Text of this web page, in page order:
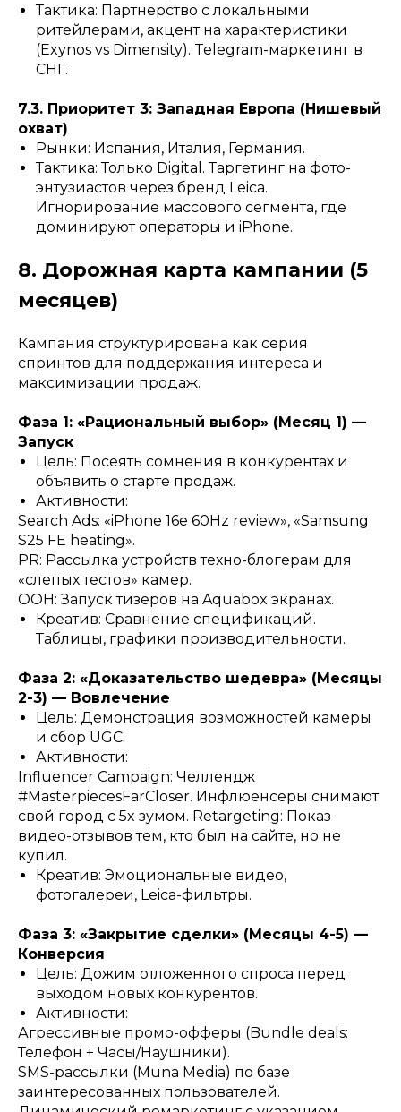
Тактика: Партнерство с локальными
ритейлерами, акцент на характеристики
(Exynos vs Dimensity). Telegram-маркетинг в
СНГ.
7.3. Приоритет 3: Западная Европа (Нишевый
охват)
Рынки: Испания, Италия, Германия.
Тактика: Только Digital. Таргетинг на фото-
энтузиастов через бренд Leica.
Игнорирование массового сегмента, где
доминируют операторы и iPhone.
8. Дорожная карта кампании (5
месяцев)
Кампания структурирована как серия
спринтов для поддержания интереса и
максимизации продаж.
Фаза 1: «Рациональный выбор» (Месяц 1) —
Запуск
Цель: Посеять сомнения в конкурентах и
объявить о старте продаж.
Активности:
Search Ads: «iPhone 16e 60Hz review», «Samsung
S25 FE heating».
PR: Рассылка устройств техно-блогерам для
«слепых тестов» камер.
OOH: Запуск тизеров на Aquabox экранах.
Креатив: Сравнение спецификаций.
Таблицы, графики производительности.
Фаза 2: «Доказательство шедевра» (Месяцы
2-3) — Вовлечение
Цель: Демонстрация возможностей камеры
и сбор UGC.
Активности:
Influencer Campaign: Челлендж
#MasterpiecesFarCloser. Инфлюенсеры снимают
свой город с 5x зумом. Retargeting: Показ
видео-отзывов тем, кто был на сайте, но не
купил.
Креатив: Эмоциональные видео,
фотогалереи, Leica-фильтры.
Фаза 3: «Закрытие сделки» (Месяцы 4-5) —
Конверсия
Цель: Дожим отложенного спроса перед
выходом новых конкурентов.
Активности:
Агрессивные промо-офферы (Bundle deals:
Телефон + Часы/Наушники).
SMS-рассылки (Muna Media) по базе
заинтересованных пользователей.